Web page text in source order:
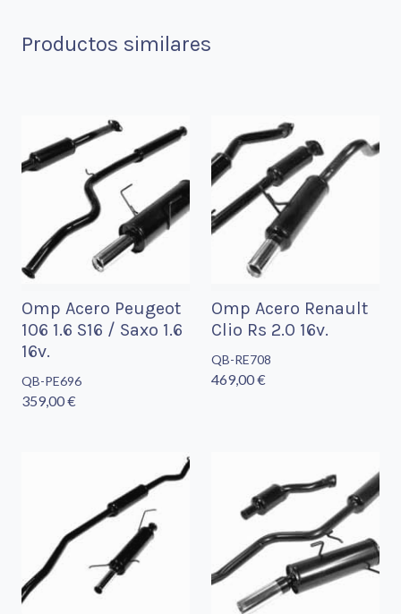
Productos similares
Omp Acero Peugeot
106 1.6 S16 / Saxo 1.6
16v.
QB-PE696
359,00 €
Omp Acero Renault
Clio Rs 2.0 16v.
QB-RE708
469,00 €